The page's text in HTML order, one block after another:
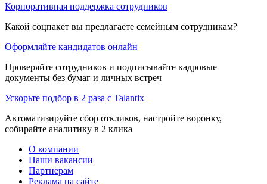
Корпоративная поддержка сотрудников
Какой соцпакет вы предлагаете семейным сотрудникам?
Оформляйте кандидатов онлайн
Проверяйте сотрудников и подписывайте кадровые
документы без бумаг и личных встреч
Ускорьте подбор в 2 раза с Talantix
Автоматизируйте сбор откликов, настройте воронку,
собирайте аналитику в 2 клика
О компании
Наши вакансии
Партнерам
Реклама на сайте